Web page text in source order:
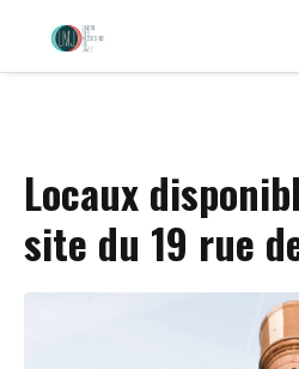
Locaux
site du 19 rue